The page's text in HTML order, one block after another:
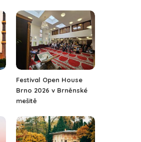
Festival Open House
Brno 2026 v Brněnské
mešitě